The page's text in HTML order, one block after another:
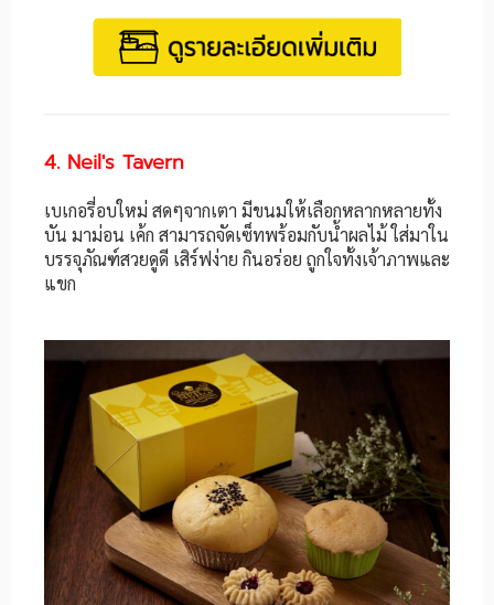
4. Neil's Tavern
เบเกอรี่อบใหม่ สดๆจากเตา มีขนมให้เลือกหลากหลายทั้ง
บัน มาม่อน เค้ก สามารถจัดเซ็ทพร้อมกับน้ำผลไม้ ใส่มาใน
บรรจุภัณฑ์สวยดูดี เสิร์ฟง่าย กินอร่อย ถูกใจทั้งเจ้าภาพและ
แขก